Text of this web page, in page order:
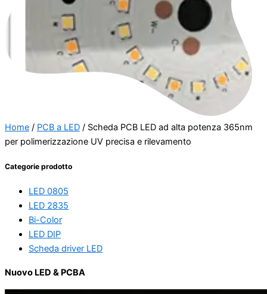
Home / PCB a LED / Scheda PCB LED ad alta potenza 365nm
per polimerizzazione UV precisa e rilevamento
Categorie prodotto
LED 0805
LED 2835
Bi-Color
LED DIP
Scheda driver LED
Nuovo LED & PCBA